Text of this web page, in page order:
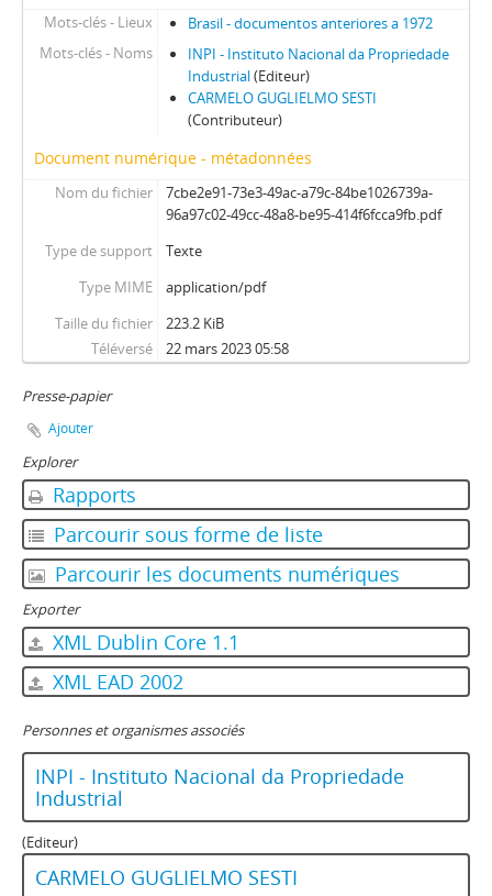
Mots-clés - Lieux
Brasil - documentos anteriores a 1972
Mots-clés - Noms
INPI - Instituto Nacional da Propriedade
Industrial(Editeur)
CARMELO GUGLIELMO SESTI
(Contributeur)
Document numérique - métadonnées
Nom du fichier
7cbe2e91-73e3-49ac-a79c-84be1026739a-
96a97c02-49cc-48a8-be95-414f6fcca9fb.pdf
Type de support
Texte
Type MIME
application/pdf
Taille du fichier
223.2 KiB
Téléversé
22 mars 2023 05:58
Presse-papier
Ajouter
Explorer
Rapports
Parcourir sous forme de liste
Parcourir les documents numériques
Exporter
XML Dublin Core 1.1
XML EAD 2002
Personnes et organismes associés
INPI - Instituto Nacional da Propriedade
Industrial
(Editeur)
CARMELO GUGLIELMO SESTI